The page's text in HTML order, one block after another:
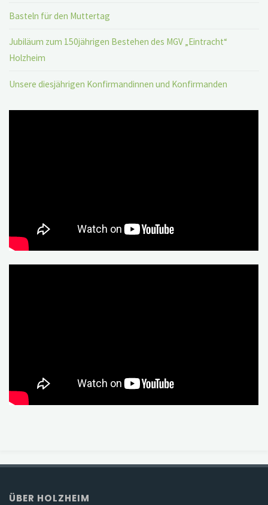
Basteln für den Muttertag
Jubiläum zum 150jährigen Bestehen des MGV „Eintracht“
Holzheim
Unsere diesjährigen Konfirmandinnen und Konfirmanden
ÜBER HOLZHEIM